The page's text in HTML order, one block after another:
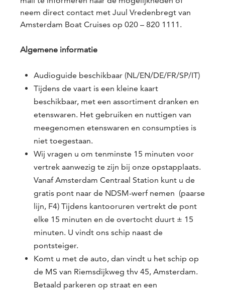
neem direct contact met Juul Vredenbregt van
Amsterdam Boat Cruises op 020 – 820 1111.
Algemene informatie
Audioguide beschikbaar (NL/EN/DE/FR/SP/IT)
Tijdens de vaart is een kleine kaart
beschikbaar, met een assortiment dranken en
etenswaren. Het gebruiken en nuttigen van
meegenomen etenswaren en consumpties is
niet toegestaan.
Wij vragen u om tenminste 15 minuten voor
vertrek aanwezig te zijn bij onze opstapplaats.
Vanaf Amsterdam Centraal Station kunt u de
gratis pont naar de NDSM-werf nemen (paarse
lijn, F4) Tijdens kantooruren vertrekt de pont
elke 15 minuten en de overtocht duurt ± 15
minuten. U vindt ons schip naast de
pontsteiger.
Komt u met de auto, dan vindt u het schip op
de MS van Riemsdijkweg thv 45, Amsterdam.
Betaald parkeren op straat en een